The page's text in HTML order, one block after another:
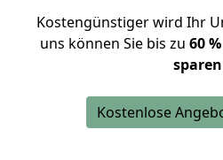
Kostengünstiger wird Ihr
uns können Sie bis zu 60
sparen
Kostenlose